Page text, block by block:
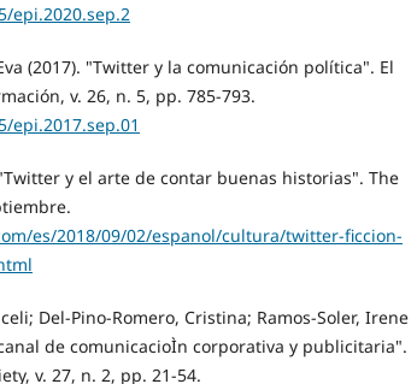
epi.2020.sep.2
(2017). "Twitter y la comunicación polí­tica". El
v. 26, n. 5, pp. 785-793.
epi.2017.sep.01
y el arte de contar buenas historias". The
es/2018/09/02/espanol/cultura/twitter-ficcion-
Del-Pino-Romero, Cristina; Ramos-Soler, Irene
de comunicacioÌn corporativa y publicitaria".
v. 27, n. 2, pp. 21-54.